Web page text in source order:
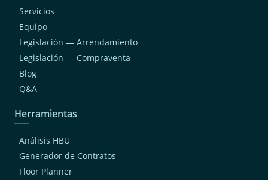
Servicios
Equipo
Legislación — Arrendamiento
Legislación — Compraventa
Blog
Q&A
Herramientas
Análisis HBU
Generador de Contratos
Floor Planner